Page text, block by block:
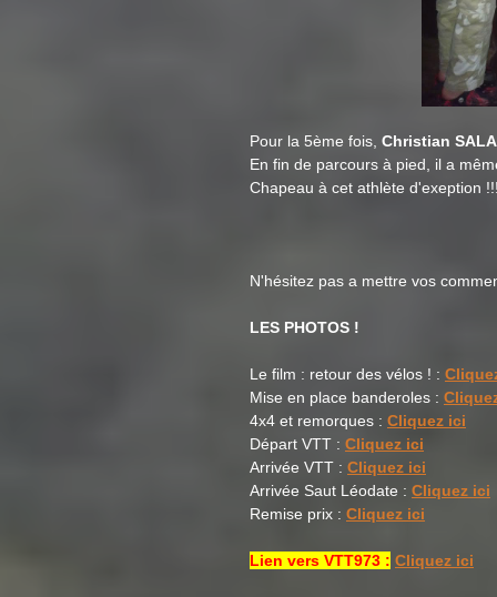
Pour la 5ème fois, Christian
En fin de parcours à pied, il a
Chapeau à cet athlète d'exeption
N'hésitez pas a mettre vos
LES PHOTOS !
Le film : retour des vélos ! :
Mise en place banderoles :
4x4 et remorques : Cliquez ici
Départ VTT : Cliquez ici
Arrivée VTT : Cliquez ici
Arrivée Saut Léodate : Cliquez ici
Remise prix : Cliquez ici
Lien vers VTT973 : Cliquez ici